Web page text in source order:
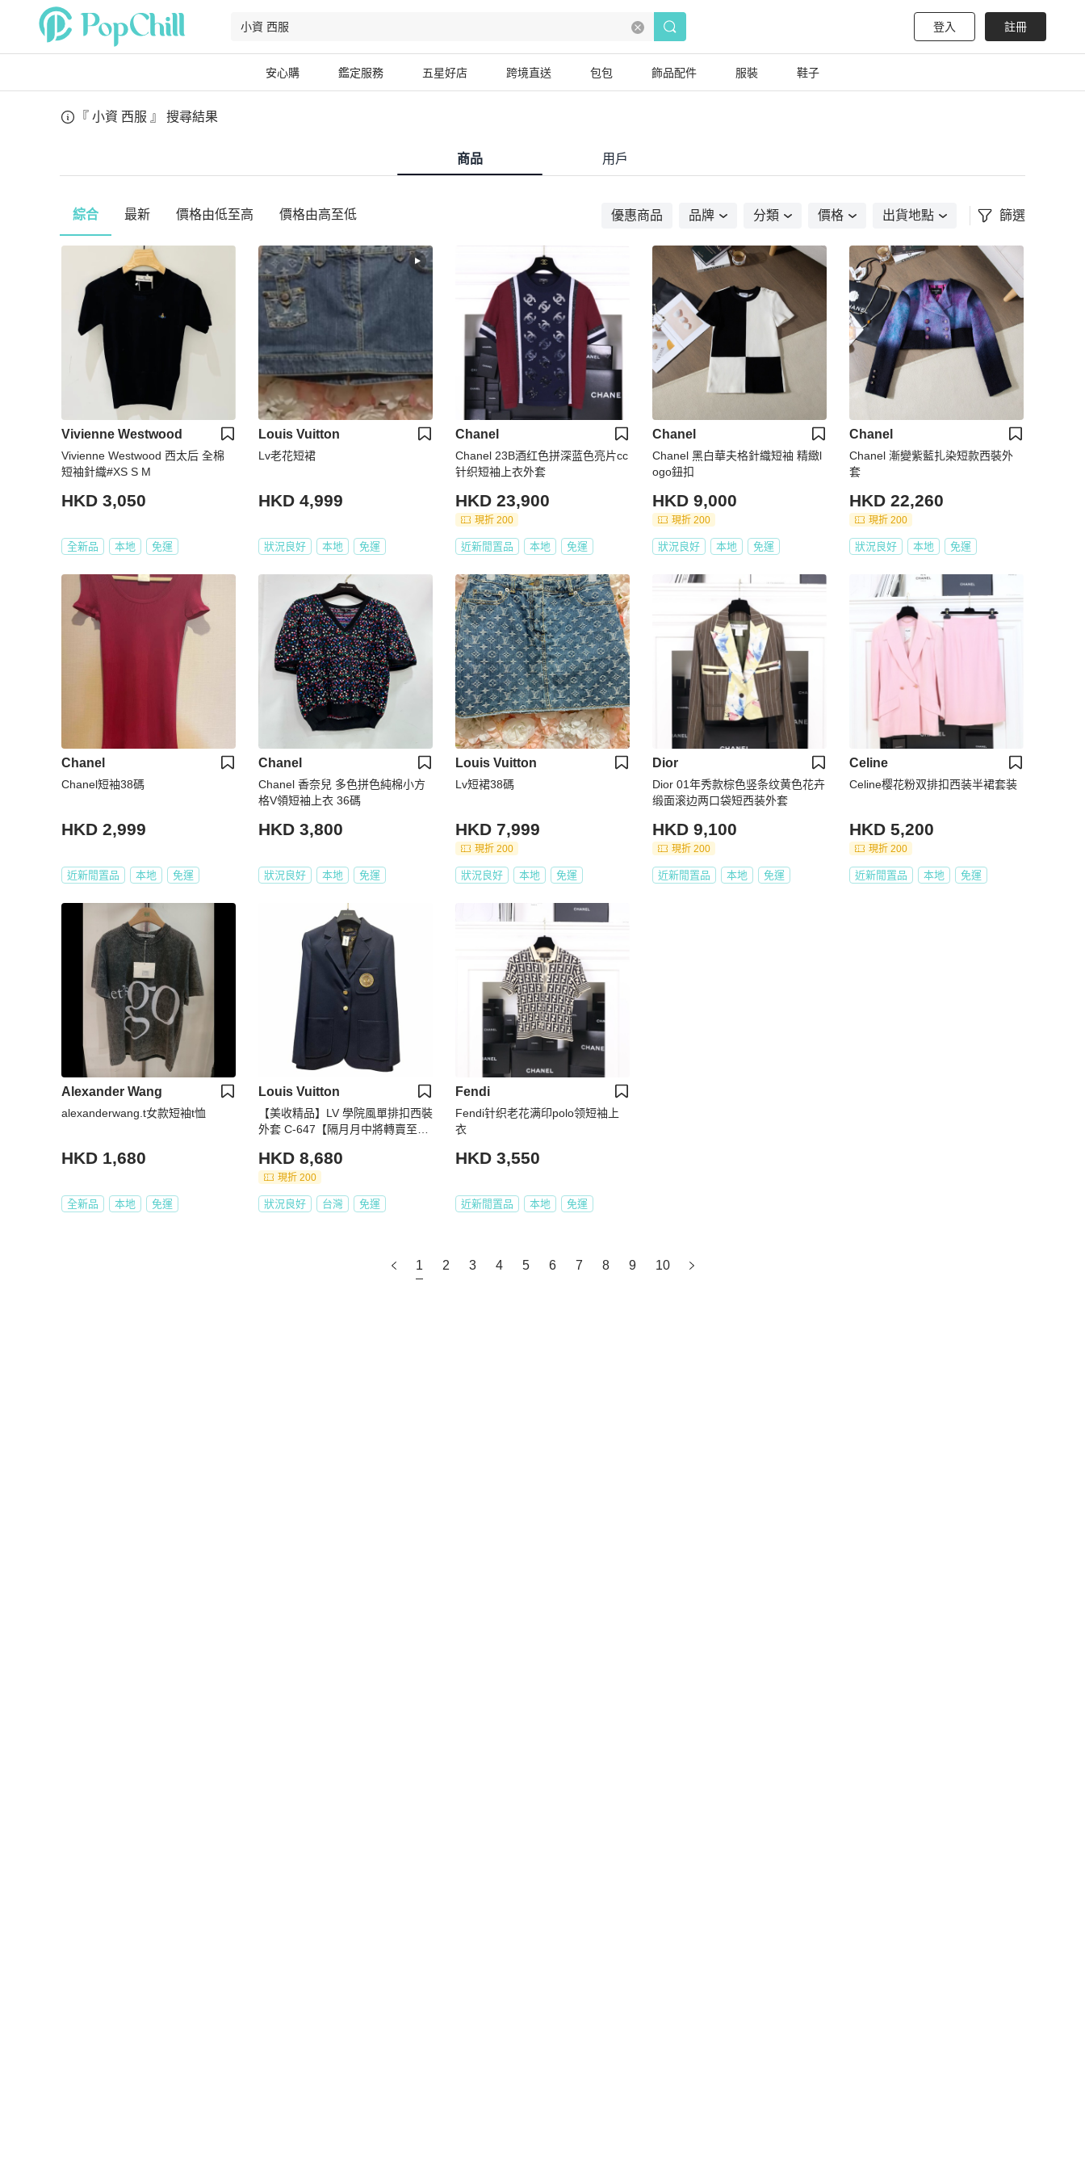
登入 註冊
安心購 鑑定服務 五星好店 跨境直送 包包 飾品配件 服裝 鞋子
『 小資 西服 』 搜尋結果
商品 用戶
綜合 最新 價格由低至高 價格由高至低 優惠商品 品牌 分類 價格 出貨地點 篩選
Vivienne Westwood
Vivienne Westwood 西太后 全棉
短袖針織#XS S M
HKD 3,050
全新品 本地 免運
Louis Vuitton
Lv老花短裙
HKD 4,999
狀況良好 本地 免運
Chanel
Chanel 23B酒红色拼深蓝色亮片cc
针织短袖上衣外套
HKD 23,900
現折 200
近新閒置品 本地 免運
Chanel
Chanel 黑白華夫格針織短袖 精緻l
ogo鈕扣
HKD 9,000
現折 200
狀況良好 本地 免運
Chanel
Chanel 漸變紫藍扎染短款西裝外
套
HKD 22,260
現折 200
狀況良好 本地 免運
Chanel
Chanel短袖38碼
HKD 2,999
近新閒置品 本地 免運
Chanel
Chanel 香奈兒 多色拼色純棉小方
格V領短袖上衣 36碼
HKD 3,800
狀況良好 本地 免運
Louis Vuitton
Lv短裙38碼
HKD 7,999
現折 200
狀況良好 本地 免運
Dior
Dior 01年秀款棕色竖条纹黄色花卉
缎面滚边两口袋短西装外套
HKD 9,100
現折 200
近新閒置品 本地 免運
Celine
Celine樱花粉双排扣西装半裙套装
HKD 5,200
現折 200
近新閒置品 本地 免運
Alexander Wang
alexanderwang.t女款短袖t恤
HKD 1,680
全新品 本地 免運
Louis Vuitton
【美收精品】LV 學院風單排扣西裝
外套 C-647【隔月月中將轉賣至日
HKD 8,680
現折 200
狀況良好 台灣 免運
Fendi
Fendi针织老花满印polo领短袖上
衣
HKD 3,550
近新閒置品 本地 免運
1 2 3 4 5 6 7 8 9 10